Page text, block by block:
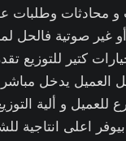
محادثات وطلبات
غير صوتية فالحل
خيارات كتير
العميل يدخل
و ألية